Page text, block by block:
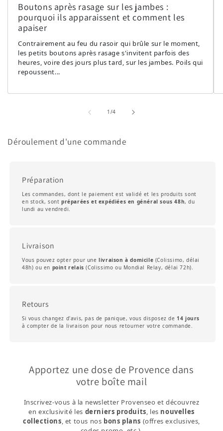
Boutons après rasage sur les jambes :
pourquoi ils apparaissent et comment les
apaiser
Contrairement au feu du rasoir qui brûle sur le moment,
les petits boutons après rasage s'invitent parfois des
heures, voire des jours plus tard, sur les jambes. Poils qui
repoussent...
1 /de
4
Déroulement d'une commande
Préparation
Les commandes, dont le paiement est validé et les produits sont
en stock, sont préparées et expédiées en général sous 48h, du
lundi au vendredi.
Livraison
Vous pouvez opter pour unelivraison à domicile (Colissimo, délai
48h) ou en point relais (Colissimo ou Mondial Relay, délai 72h).
Retours
Si vous changez d'avis, pas de panique, vous disposez de14 jours
à compter de la livraison pour nous retourner votre commande.
Apportez une dose de Provence dans
votre boîte mail
Inscrivez-vous à la newsletter Provenseo et découvrez
en exclusivité les derniers produits, les nouvelles
collections, et tous nos bons plans (offres exclusives,